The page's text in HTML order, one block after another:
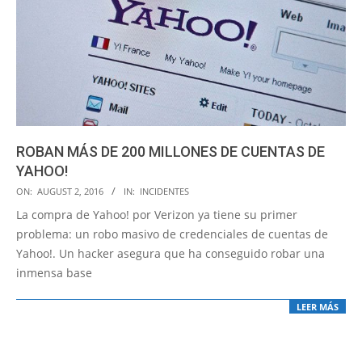
ROBAN MÁS DE 200 MILLONES DE CUENTAS DE
YAHOO!
2016-
08-
02
ON: AUGUST 2, 2016 IN: INCIDENTES
La compra de Yahoo! por Verizon ya tiene su primer
problema: un robo masivo de credenciales de cuentas de
Yahoo!. Un hacker asegura que ha conseguido robar una
inmensa base
LEER MÁS